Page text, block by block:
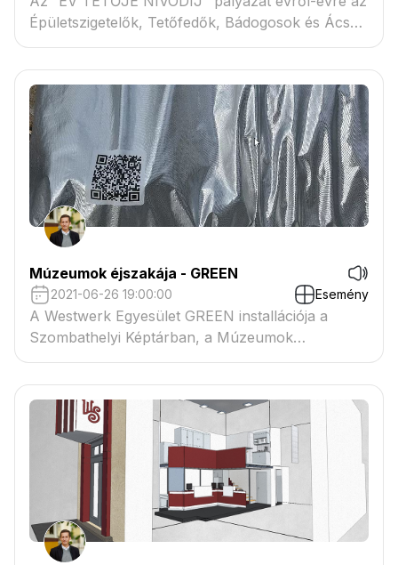
Épületszigetelők, Tetőfedők, Bádogosok és Ácsok
Magyarországi Szövetségének legnagyobb
seregszemléje.
Múzeumok éjszakája - GREEN
2021-06-26 19:00:00 Esemény
A Westwerk Egyesület GREEN installációja a
Szombathelyi Képtárban, a Múzeumok
Éjszakáján.